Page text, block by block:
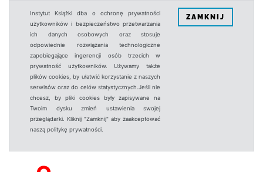
Instytut Książki dba o ochronę prywatności
użytkowników i bezpieczeństwo przetwarzania
ich danych osobowych oraz stosuje
odpowiednie rozwiązania technologiczne
zapobiegające ingerencji osób trzecich w
prywatność użytkowników. Używamy także
plików cookies, by ułatwić korzystanie z naszych
serwisów oraz do celów statystycznych.Jeśli nie
chcesz, by pliki cookies były zapisywane na
Twoim dysku zmień ustawienia swojej
przeglądarki. Kliknij "Zamknij" aby zaakceptować
naszą politykę prywatności.
ZAMKNIJ